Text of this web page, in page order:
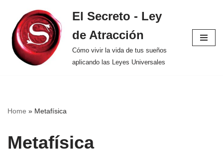
Saltar
al
contenido
El Secreto - Ley
de Atracción
Cómo vivir la vida de tus sueños
aplicando las Leyes Universales
Home » Metafísica
Metafísica